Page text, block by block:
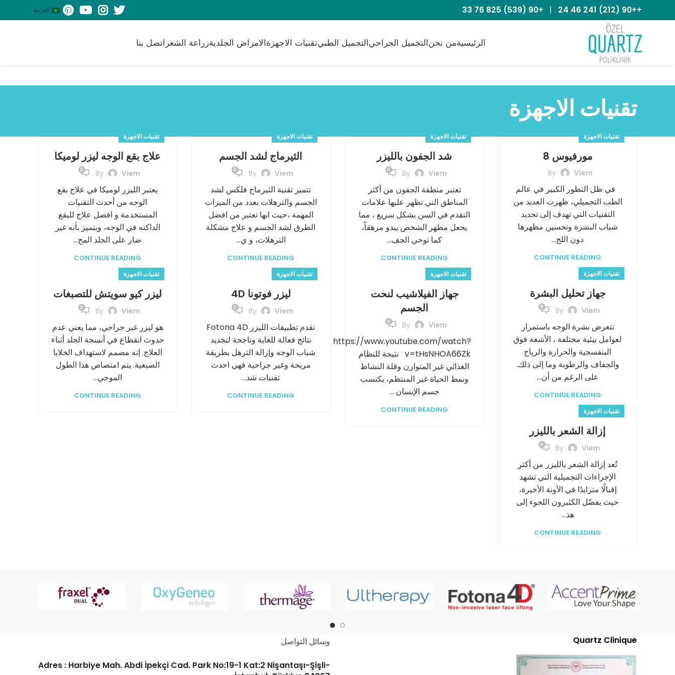
++90 (212) 241 46 24
|
+90 (539) 825 76 33 العربية
الرئيسيةمن نحنالتجميل الجراحيالتجميل الطبيتقنيات الاجهزةالامراض الجلديةزراعة الشعر اتصل بنا
تقنيات الاجهزة
تقنيات الاجهزة
مورفيوس 8
By Viem
في ظل التطور الكبير في عالم
الطب التجميلي، ظهرت العديد من
التقنيات التي تهدف إلى تجديد
شباب البشرة وتحسين مظهرها
دون اللج...
CONTINUE READING
تقنيات الاجهزة
شد الجفون بالليزر
By Viem
0
تعتبر منطقة الجفون من أكثر
المناطق التي تظهر عليها علامات
التقدم في السن بشكل سريع ، مما
يجعل مظهر الشخص يبدو مرهقاً،
كما توحي الجف...
CONTINUE READING
تقنيات الاجهزة
الثيرماج لشد الجسم
By Viem
0
تتميز تقنية الثيرماج فلكس لشد
الجسم والترهلات بعدد من الميزات
المهمة ،حيث انها تعتبر من افضل
الطرق لشد الجسم و علاج مشكلة
الترهلات، و ي...
CONTINUE READING
تقنيات الاجهزة
علاج بقع الوجه ليزر لوميكا
By Viem
0
يعتبر الليزر لوميكا في علاج بقع
الوجه من أحدث التقنيات
المستخدمة و افضل علاج للبقع
الداكنه في الوجه، ويتميز بأنه غير
ضار على الجلد المح...
CONTINUE READING
تقنيات الاجهزة
جهاز تحليل البشرة
By Viem
0
تتعرض بشرة الوجه باستمرار
لعوامل بيئية مختلفة ، الأشعة فوق
البنفسجية والحرارة والرياح
والجفاف والرطوبة وما إلى ذلك.
على الرغم من أن...
CONTINUE READING
تقنيات الاجهزة
جهاز الفيلاشيب لنحت
الجسم
By Viem
0
https://www.youtube.com/watch?
v=tHsNHOA66Zk نتيجة للنظام
الغذائي غير المتوازن وقلة النشاط
ونمط الحياة غير المنتظم، يكتسب
جسم الإنسان ...
CONTINUE READING
تقنيات الاجهزة
ليزر فوتونا 4D
By Viem
0
تقدم تطبيقات الليزر Fotona 4D
نتائج فعالة للغاية وناجحة لتجديد
شباب الوجه وإزالة الترهل بطريقة
مريحة وغير جراحية فهي احدث
تقنيات شد...
CONTINUE READING
تقنيات الاجهزة
ليزر كيو سويتش للتصبغات
By Viem
0
هو ليزر غير جراحي، مما يعني عدم
حدوث انقطاع في أنسجة الجلد أثناء
العلاج. إنه مصمم لاستهداف الخلايا
الصبغية. يتم امتصاص هذا الطول
الموجي...
CONTINUE READING
تقنيات الاجهزة
إزالة الشعر بالليزر
By Viem
0
تُعد إزالة الشعر بالليزر من أكثر
الإجراءات التجميلية التي تشهد
إقبالًا متزايدًا في الآونة الأخيرة،
حيث يفضّل الكثيرون اللجوء إلى
هذ...
CONTINUE READING
Quartz Clinique وسائل التواصل
Adres : Harbiye Mah. Abdi İpekçi Cad. Park No:19-1 Kat:2 Nişantaşı-Şişli-